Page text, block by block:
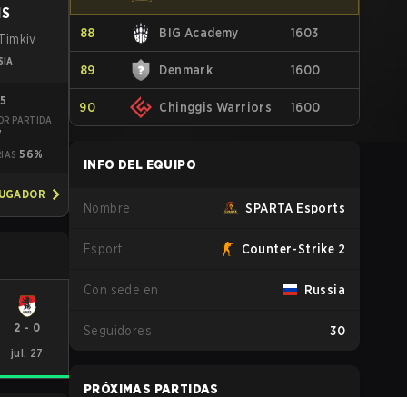
PARTIDA
56%
2 - 0
jul. 27
88 BIG Academy 1603
89 Denmark 1600
90 Chinggis Warriors 1600
INFO DEL EQUIPO
Nombre SPARTA Esports
Esport Counter-Strike 2
Con sede en Russia
Seguidores 30
PRÓXIMAS PARTIDAS